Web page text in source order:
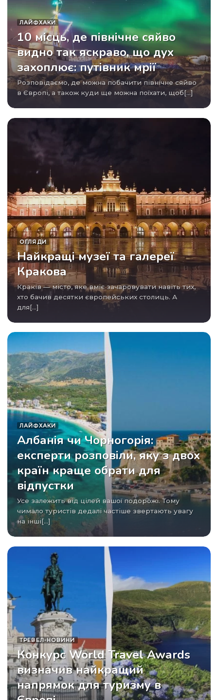
ЛАЙФХАКИ
10 місць, де північне сяйво
видно так яскраво, що дух
захоплює: путівник мрії
Розповідаємо, де можна побачити північне сяйво
в Європі, а також куди ще можна поїхати, щоб[...]
ОГЛЯДИ
Найкращі музеї та галереї
Кракова
Краків — місто, яке вміє зачаровувати навіть тих,
хто бачив десятки європейських столиць. А
для[...]
ЛАЙФХАКИ
Албанія чи Чорногорія:
експерти розповіли, яку з двох
країн краще обрати для
відпустки
Усе залежить від цілей вашої подорожі. Тому
чимало туристів дедалі частіше звертають увагу
на інші[...]
ТРЕВЕЛ-НОВИНИ
Конкурс World Travel Awards
визначив найкращий
напрямок для туризму в